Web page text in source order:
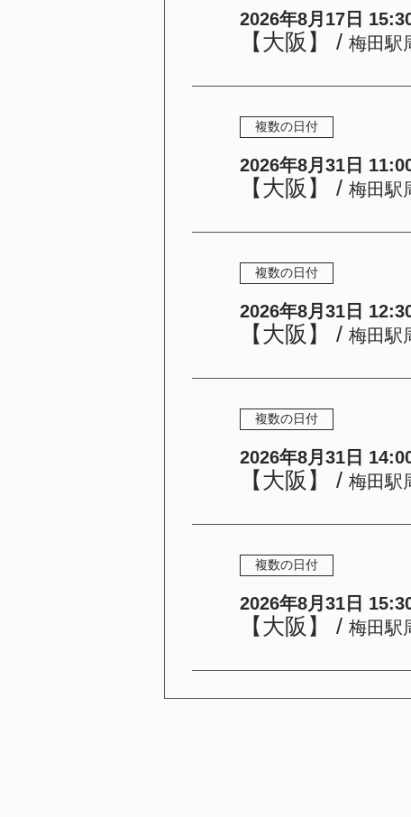
2026年8月17日
【大阪】 / 梅田駅
複数の日付
2026年8月31日
【大阪】 / 梅田駅
複数の日付
2026年8月31日
【大阪】 / 梅田駅
複数の日付
2026年8月31日
【大阪】 / 梅田駅
複数の日付
2026年8月31日
【大阪】 / 梅田駅